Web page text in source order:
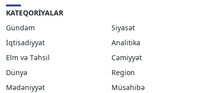
KATEQORIYALAR
Gündəm
Siyasət
İqtisadiyyat
Analitika
Elm və Təhsil
Cəmiyyət
Dünya
Region
Mədəniyyət
Müsahibə